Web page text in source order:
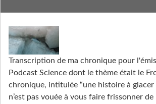
Transcription de ma chronique pour
Podcast Science dont le thème était le
chronique, intitulée “une histoire à glacer
n’est pas vouée à vous faire frissonner de